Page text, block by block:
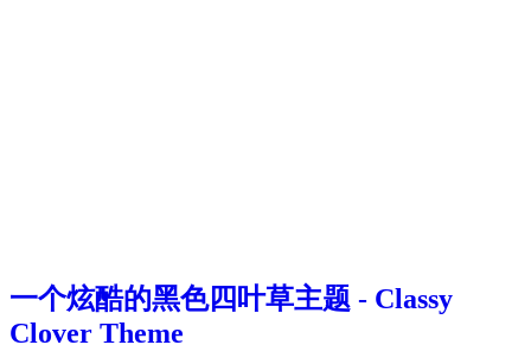
一个炫酷的黑色四叶草主题 - Classy
Clover Theme